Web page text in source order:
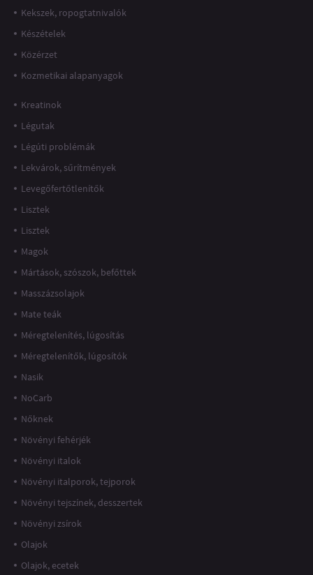
Kekszek, ropogtatnivalók
Készételek
Közérzet
Kozmetikai alapanyagok
Kreatinok
Légutak
Légúti problémák
Lekvárok, sűrítmények
Levegőfertőtlenítők
Lisztek
Lisztek
Magok
Mártások, szószok, befőttek
Masszázsolajok
Mate teák
Méregtelenítés, lúgosítás
Méregtelenítők, lúgosítók
Nasik
NoCarb
Nőknek
Növényi fehérjék
Növényi italok
Növényi italporok, tejporok
Növényi tejszínek, desszertek
Növényi zsírok
Olajok
Olajok, ecetek